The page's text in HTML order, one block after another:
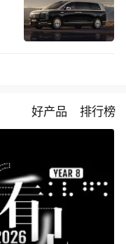
好产品 排行榜